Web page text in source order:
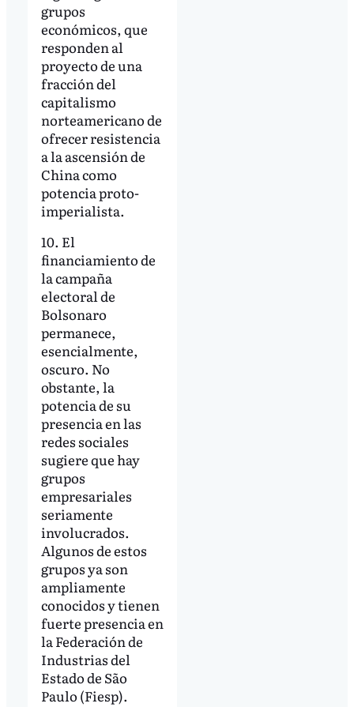
grupos
económicos, que
responden al
proyecto de una
fracción del
capitalismo
norteamericano de
ofrecer resistencia
a la ascensión de
China como
potencia proto-
imperialista.
10. El
financiamiento de
la campaña
electoral de
Bolsonaro
permanece,
esencialmente,
oscuro. No
obstante, la
potencia de su
presencia en las
redes sociales
sugiere que hay
grupos
empresariales
seriamente
involucrados.
Algunos de estos
grupos ya son
ampliamente
conocidos y tienen
fuerte presencia en
la Federación de
Industrias del
Estado de São
Paulo (Fiesp).